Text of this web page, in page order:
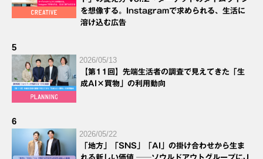
を想像する。Instagramで求められる、生活に
溶け込む広告
5
2026/05/13
【第11回】先端生活者の調査で見えてきた「生
成AI×買物」の利用動向
6
2026/05/22
「地方」「SNS」「AI」の掛け合わせから生ま
れる新しい価値 ──ソウルドアウトグループにJ